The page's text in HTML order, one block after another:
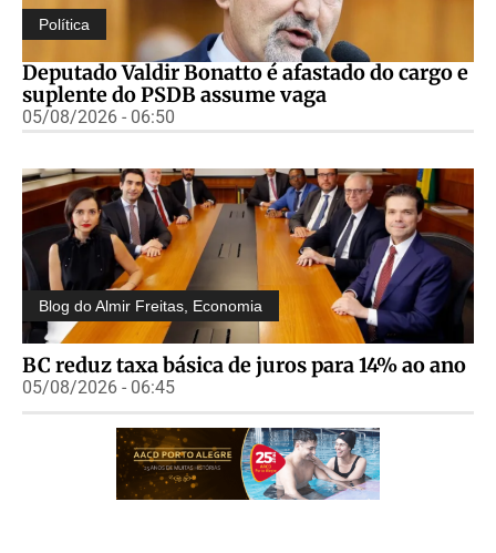
Política
Deputado Valdir Bonatto é afastado do cargo e
suplente do PSDB assume vaga
05/08/2026 - 06:50
Blog do Almir Freitas Economia
BC reduz taxa básica de juros para 14% ao ano
05/08/2026 - 06:45